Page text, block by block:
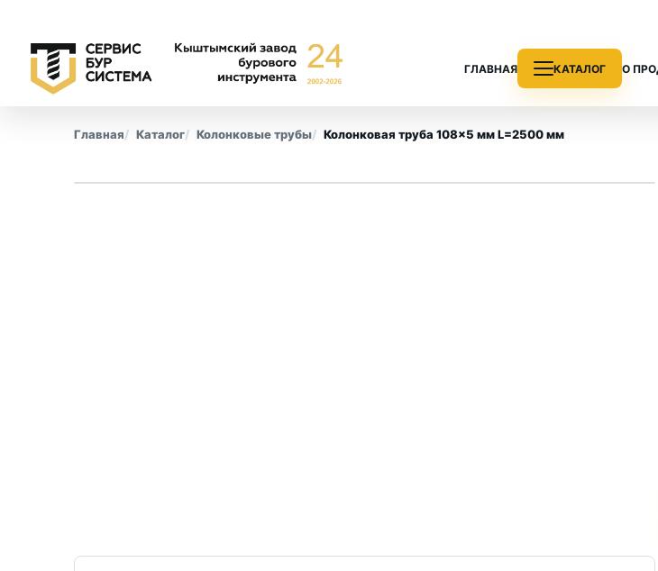
ГЛАВНАЯ КАТАЛОГ
СМ-5В
Все
О
Главная Каталог Колонковые трубы Колонковая труба 108×5 мм L=2500 мм